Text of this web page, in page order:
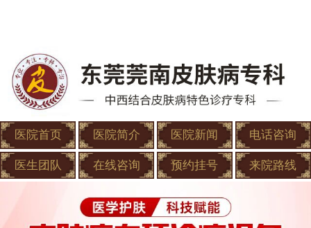
医院首页 医院简介 医院新闻 电话咨询
医生团队 在线咨询 预约挂号 来院路线